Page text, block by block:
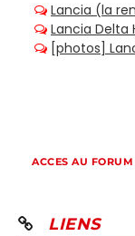
ACCES AU FORUM
LIENS